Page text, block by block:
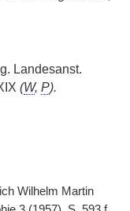
Landesanst.
(W, P).
Wilhelm Martin